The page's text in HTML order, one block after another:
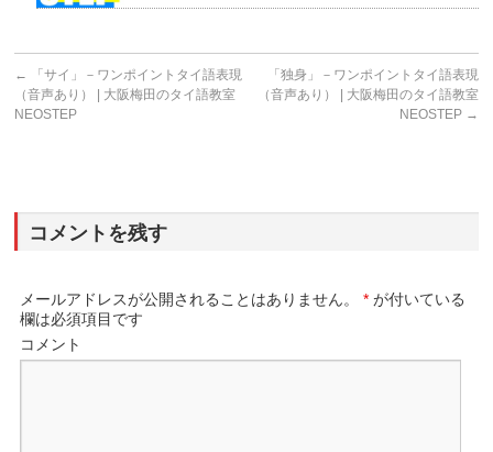
←
「サイ」－ワンポイントタイ語表現
（音声あり） | 大阪梅田のタイ語教室
NEOSTEP
「独身」－ワンポイントタイ語表現
（音声あり） | 大阪梅田のタイ語教室
NEOSTEP →
コメントを残す
メールアドレスが公開されることはありません。 * が付いている
欄は必須項目です
コメント